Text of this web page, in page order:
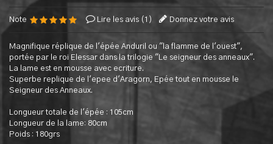
Note Lire les avis ( 1 ) Donnez votre avis
Magnifique réplique de l'épée Anduril ou "la flamme de l'ouest",
portée par le roi Elessar dans la trilogie "Le seigneur des anneaux".
La lame est en mousse avec ecriture.
Superbe replique de l'epee d'Aragorn, Epée tout en mousse le
Seigneur des Anneaux.
Longueur totale de l'épée : 105cm
Longueur de la lame: 80cm
Poids : 180grs